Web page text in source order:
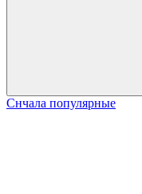
Снчала популярные